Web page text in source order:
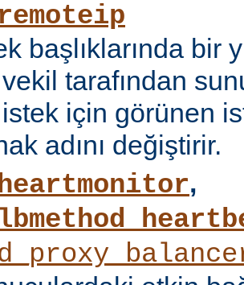
başlıklarında bir
tarafından
için görünen
adını değiştirir.
,